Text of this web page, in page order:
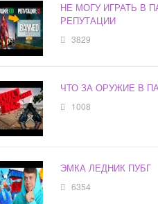
НЕ МОГУ ИГРАТЬ В
РЕПУТАЦИИ
3829
ЧТО ЗА ОРУЖИЕ В
1008
ЭМКА ЛЕДНИК ПУБГ
6354